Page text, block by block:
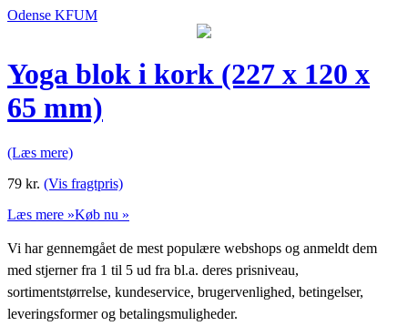
Odense KFUM
Yoga blok i kork (227 x 120 x
65 mm)
(Læs mere)
79 kr. (Vis fragtpris)
Læs mere »Køb nu »
Vi har gennemgået de mest populære webshops og anmeldt dem
med stjerner fra 1 til 5 ud fra bl.a. deres prisniveau,
sortimentstørrelse, kundeservice, brugervenlighed, betingelser,
leveringsformer og betalingsmuligheder.